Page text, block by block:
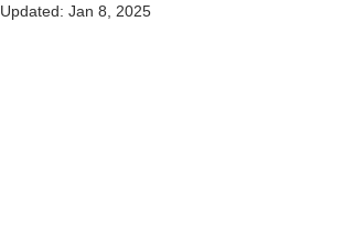
Updated: Jan 8, 2025